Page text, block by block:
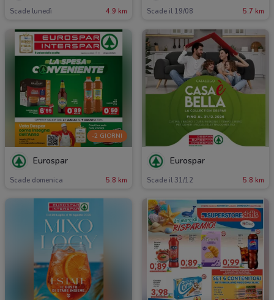
Scade lunedì 4.9 km Scade il 19/08 5.7 km
-2 GIORNI
Eurospar
Scade domenica 5.8 km
Eurospar
Scade il 31/12 5.8 km